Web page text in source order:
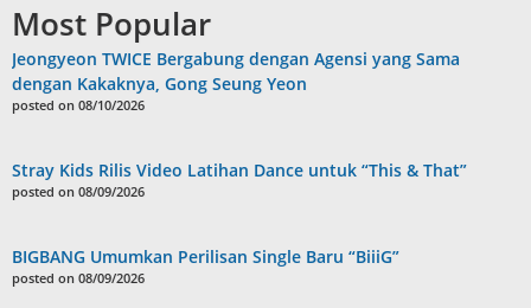
Most Popular
Jeongyeon TWICE Bergabung dengan Agensi yang Sama
dengan Kakaknya, Gong Seung Yeon
posted on 08/10/2026
Stray Kids Rilis Video Latihan Dance untuk “This & That”
posted on 08/09/2026
BIGBANG Umumkan Perilisan Single Baru “BiiiG”
posted on 08/09/2026